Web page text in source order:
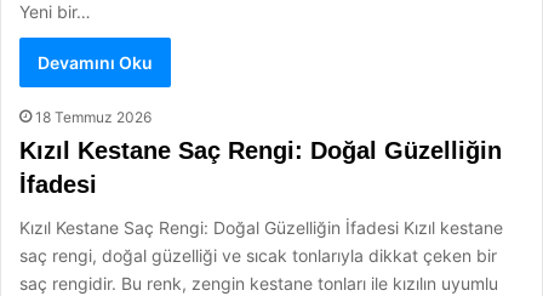
Yeni bir…
Devamını Oku
18 Temmuz 2026
Kızıl Kestane Saç Rengi: Doğal Güzelliğin
İfadesi
Kızıl Kestane Saç Rengi: Doğal Güzelliğin İfadesi Kızıl kestane
saç rengi, doğal güzelliği ve sıcak tonlarıyla dikkat çeken bir
saç rengidir. Bu renk, zengin kestane tonları ile kızılın uyumlu